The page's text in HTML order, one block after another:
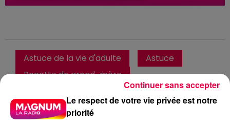
Astuce de la vie d'adulte
Astuce
Recette de grand-mère
Magnum
Radio
Vosges
Le respect de votre vie privée est notre
priorité
Continuer sans accepter